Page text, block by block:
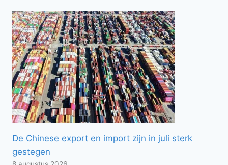
De Chinese export en import zijn in juli sterk
gestegen